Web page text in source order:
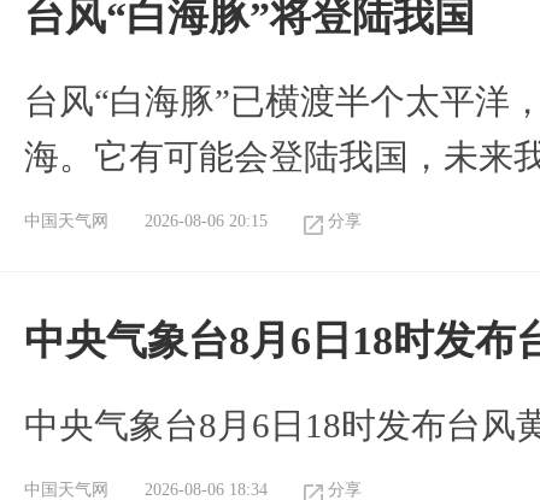
台风“白海豚”将登陆我国
台风“白海豚”已横渡半个太平洋
海。它有可能会登陆我国，未来
中国天气网 2026-08-06 20:15 分享
中央气象台8月6日18时发布
中央气象台8月6日18时发布台风
中国天气网 2026-08-06 18:34 分享